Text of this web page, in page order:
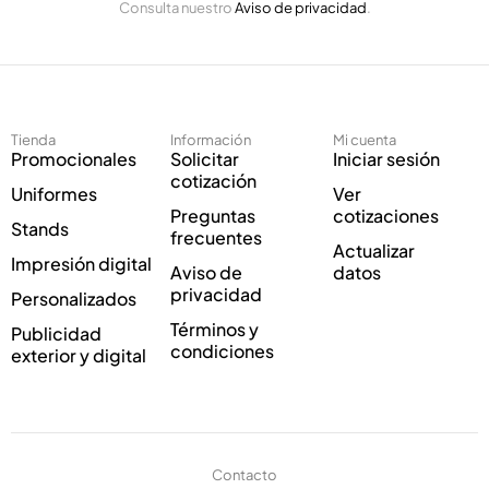
r
c
n
i
c
o
*
Consulta nuestroAviso de privacidad.
Tienda
Promocionales
Uniformes
Stands
Impresión digital
Personalizados
Publicidad
exterior y digital
Información
Solicitar
cotización
Preguntas
frecuentes
Aviso de
privacidad
Términos y
condiciones
Mi cuenta
Iniciar sesión
Ver
cotizaciones
Actualizar
datos
Contacto